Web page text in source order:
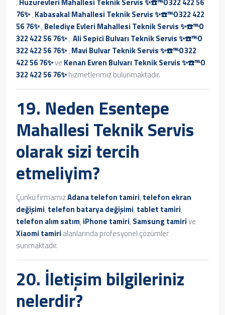
, Huzurevleri Mahallesi Teknik Servis ✨☎️℡0 322 422 56
76✨, Kabasakal Mahallesi Teknik Servis ✨☎️℡0 322 422
56 76✨, Belediye Evleri Mahallesi Teknik Servis ✨☎️℡0
322 422 56 76✨, Ali Sepici Bulvarı Teknik Servis ✨☎️℡0
322 422 56 76✨, Mavi Bulvar Teknik Servis ✨☎️℡0 322
422 56 76✨ve Kenan Evren Bulvarı Teknik Servis ✨☎️℡0
322 422 56 76✨hizmetlerimiz bulunmaktadır.
19. Neden Esentepe
Mahallesi Teknik Servis
olarak sizi tercih
etmeliyim?
Çünkü firmamızAdana telefon tamiri, telefon ekran
değişimi, telefon batarya değişimi, tablet tamiri,
telefon alım satım, iPhone tamiri, Samsung tamirive
Xiaomi tamiri alanlarında profesyonel çözümler
sunmaktadır.
20. İletişim bilgileriniz
nelerdir?